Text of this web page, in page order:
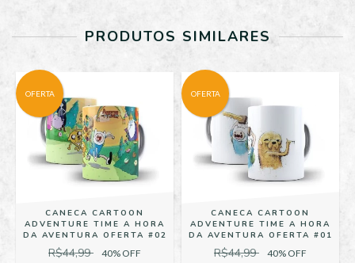
PRODUTOS SIMILARES
OFERTA
CANECA CARTOON
ADVENTURE TIME A HORA
DA AVENTURA OFERTA #02
R$44,99 40% OFF
OFERTA
CANECA CARTOON
ADVENTURE TIME A HORA
DA AVENTURA OFERTA #01
R$44,99 40% OFF